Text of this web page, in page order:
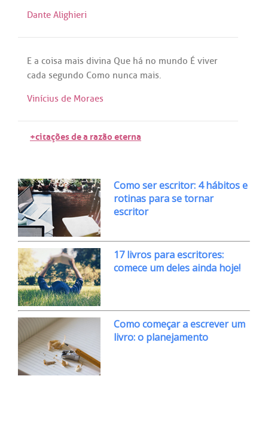
Dante Alighieri
E a coisa mais divina Que há no mundo É viver
cada segundo Como nunca mais.
Vinícius de Moraes
+citações de a razão eterna
Como ser escritor: 4 hábitos e
rotinas para se tornar
escritor
17 livros para escritores:
comece um deles ainda hoje!
Como começar a escrever um
livro: o planejamento